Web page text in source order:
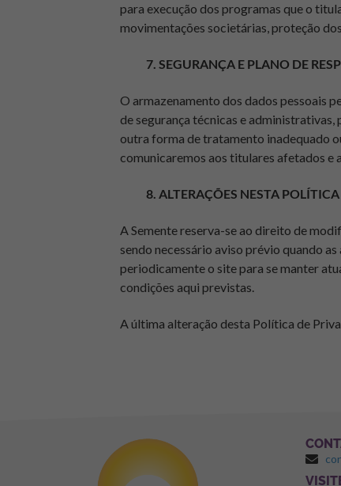
para execução dos programas que o
movimentações societárias, proteção
7. SEGURANÇA E PLANO DE
O armazenamento dos dados pessoais
de segurança técnicas e
outra forma de tratamento inadequado
comunicaremos aos titulares afetados e
8. ALTERAÇÕES NESTA
A Semente reserva-se ao direito de
sendo necessário aviso prévio quando
periodicamente o site para se manter
condições aqui previstas.
A última alteração desta Política de